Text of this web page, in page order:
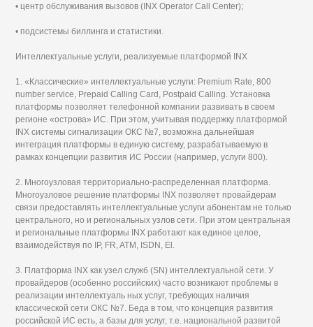
• центр обслуживания вызовов (INX Operator Call Center);
• подсистемы биллинга и статистики.
Интеллектуальные услуги, реализуемые платформой INX
1. «Классические» интеллектуальные услуги: Premium Rate, 800
number service, Prepaid Calling Card, Postpaid Calling. Установка
платформы позволяет телефонной компании развивать в своем
регионе «острова» ИС. При этом, учитывая поддержку платформой
INX системы сигнализации ОКС №7, возможна дальнейшая
интеграция платформы в единую систему, разрабатываемую в
рамках концепции развития ИС России (например, услуги 800).
2. Многоузловая территориально-распределенная платформа.
Многоузловое решение платформы INX позволяет провайдерам
связи предоставлять интеллектуальные услуги абонентам не только
центрального, но и региональных узлов сети. При этом центральная
и региональные платформы INX работают как единое целое,
взаимодействуя по IP, FR, ATM, ISDN, El.
3. Платформа INX как узел служб (SN) интеллектуальной сети. У
провайдеров (особенно российских) часто возникают проблемы в
реализации интеллектуаль ных услуг, требующих наличия
классической сети ОКС №7. Беда в том, что концепция развития
российской ИС есть, а базы для услуг, т.е. национальной развитой